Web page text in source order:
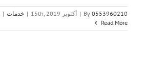
By 0553960210
| أكتوبر 15th, 2019 | خدمات |
Read More